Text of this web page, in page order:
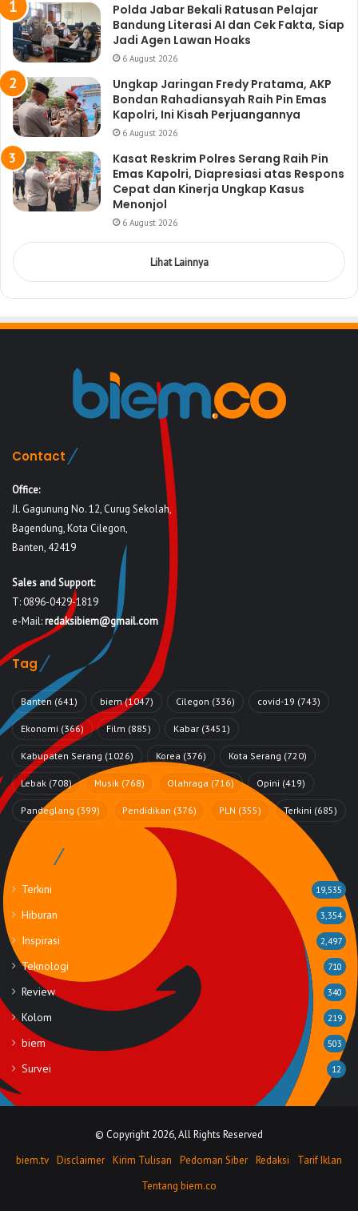
Polda Jabar Bekali Ratusan Pelajar
Bandung Literasi AI dan Cek Fakta, Siap
Jadi Agen Lawan Hoaks
6 August 2026
Ungkap Jaringan Fredy Pratama, AKP
Bondan Rahadiansyah Raih Pin Emas
Kapolri, Ini Kisah Perjuangannya
6 August 2026
Kasat Reskrim Polres Serang Raih Pin
Emas Kapolri, Diapresiasi atas Respons
Cepat dan Kinerja Ungkap Kasus
Menonjol
6 August 2026
Lihat Lainnya
Contact
Office:
Jl. Gagunung No. 12, Curug Sekolah,
Bagendung, Kota Cilegon,
Banten, 42419
Sales and Support:
T: 0896-0429-1819
e-Mail:redaksibiem@gmail.com
Tag
Banten (641) biem(1047) Cilegon (336) covid-19 (743)
Ekonomi (366) Film (885) Kabar (3451)
Kabupaten Serang (1026) Korea (376) Kota Serang (720)
Lebak (708) Musik (768) Olahraga (716) Opini (419)
Pandeglang (399) Pendidikan (376) PLN (355) Terkini (685)
Rubrik
Terkini 19,535
Hiburan 3,354
Inspirasi 2,497
Teknologi 710
Review 340
Kolom 219
biem 503
Survei 12
© Copyright 2026, All Rights Reserved
biem.tv Disclaimer Kirim Tulisan Pedoman Siber Redaksi
Tarif Iklan
Tentang biem.co